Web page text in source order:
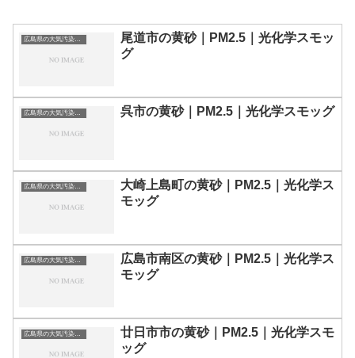
広島県の大気汚染・PM2.5・黄砂・エアロゾルの数値
尾道市の黄砂｜PM2.5｜光化学スモッ
グ
広島県の大気汚染・PM2.5・黄砂・エアロゾルの数値 呉市の黄砂｜PM2.5｜光化学スモッグ
広島県の大気汚染・PM2.5・黄砂・エアロゾルの数値
大崎上島町の黄砂｜PM2.5｜光化学ス
モッグ
広島県の大気汚染・PM2.5・黄砂・エアロゾルの数値
広島市南区の黄砂｜PM2.5｜光化学ス
モッグ
広島県の大気汚染・PM2.5・黄砂・エアロゾルの数値
廿日市市の黄砂｜PM2.5｜光化学スモ
ッグ